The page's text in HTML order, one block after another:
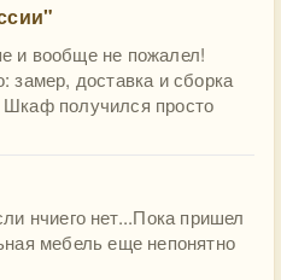
и вообще не пожалел!
доставка и сборка
получился просто
нчиего нет...Пока пришел
мебель еще непонятно